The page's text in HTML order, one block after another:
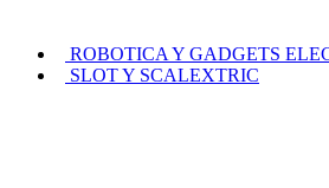
ROBOTICA Y GADGETS
SLOT Y SCALEXTRIC